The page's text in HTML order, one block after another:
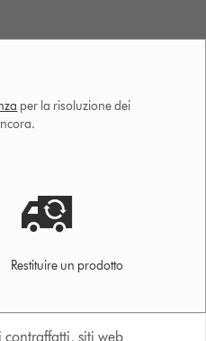
per la risoluzione dei
Restituire un prodotto
contraffatti, siti web